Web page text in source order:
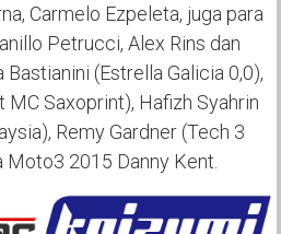
Carmelo Ezpeleta, juga para
Petrucci, Alex Rins dan
(Estrella Galicia 0,0),
Saxoprint), Hafizh Syahrin
Remy Gardner (Tech 3
Moto3 2015 Danny Kent.